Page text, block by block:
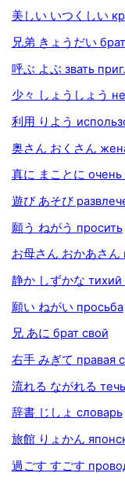
美しい いつくしい
兄弟 きょうだい
呼ぶ よぶ звать
少々 しょうしょう
利用 りよう
奥さん おくさん
真に まことに
遊び あそび
願う ねがう просить
お母さん おかあさん
静か しずかな
願い ねがい просьба
兄 あに брат свой
右手 みぎて правая
流れる ながれる
辞書 じしょ словарь
旅館 りょかん
過ごす すごす